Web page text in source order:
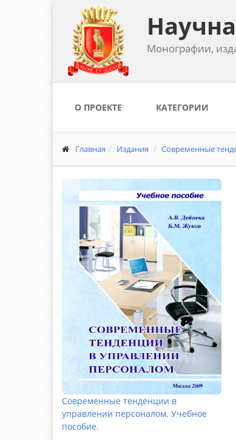
Монографии,
О ПРОЕКТЕ КАТЕГОРИИ
Главная Издания Современные
Современные тенденции в
управлении персоналом. Учебное
пособие.